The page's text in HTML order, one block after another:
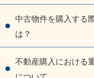
中古物件を購入する
は？
不動産購入における